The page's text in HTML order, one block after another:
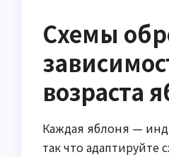
Схемы
возраста
Каждая яблоня —
так что адаптируйте